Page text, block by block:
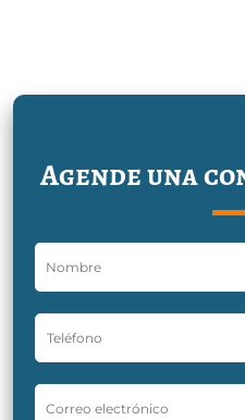
Agende una